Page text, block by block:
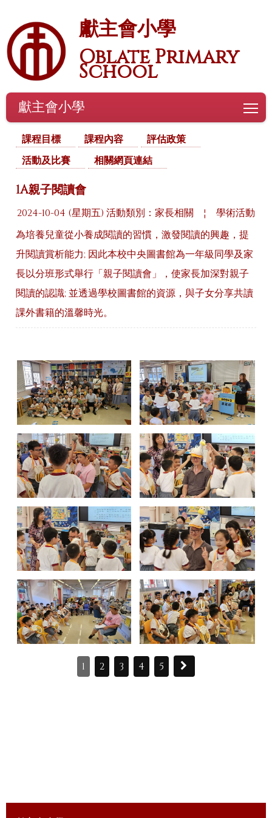
獻主會小學
Oblate Primary
School
獻主會小學
課程目標 課程內容
評估政策
活動及比賽
相關網頁連結
1A親子閱讀會
2024-10-04 (星期五) 活動類別：家長相關 ¦
學術活動
為培養兒童從小養成閱讀的習慣，激發閱讀的興趣，提
升閱讀賞析能力; 因此本校中央圖書館為一年級同學及家
長以分班形式舉行「親子閱讀會」，使家長加深對親子
閱讀的認識; 並透過學校圖書館的資源，與子女分享共讀
課外書籍的溫馨時光。
1 2 3 4 5